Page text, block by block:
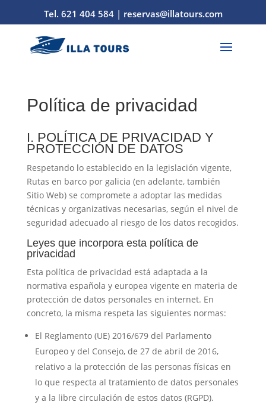
Tel. 621 404 584| reservas@illatours.com
Política de privacidad
I. POLÍTICA DE PRIVACIDAD Y
PROTECCIÓN DE DATOS
Respetando lo establecido en la legislación vigente,
Rutas en barco por galicia (en adelante, también
Sitio Web) se compromete a adoptar las medidas
técnicas y organizativas necesarias, según el nivel de
seguridad adecuado al riesgo de los datos recogidos.
Leyes que incorpora esta política de
privacidad
Esta política de privacidad está adaptada a la
normativa española y europea vigente en materia de
protección de datos personales en internet. En
concreto, la misma respeta las siguientes normas:
El Reglamento (UE) 2016/679 del Parlamento
Europeo y del Consejo, de 27 de abril de 2016,
relativo a la protección de las personas físicas en
lo que respecta al tratamiento de datos personales
y a la libre circulación de estos datos (RGPD).